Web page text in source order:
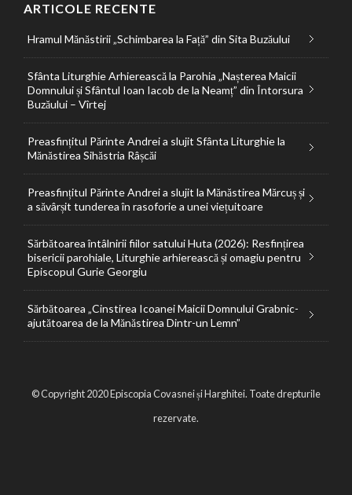
ARTICOLE RECENTE
Hramul Mănăstirii „Schimbarea la Față” din Sita Buzăului
Sfânta Liturghie Arhierească la Parohia „Nașterea Maicii
Domnului și Sfântul Ioan Iacob de la Neamț” din Întorsura
Buzăului – Vîrtej
Preasfințitul Părinte Andrei a slujit Sfânta Liturghie la
Mănăstirea Sihăstria Râșcăi
Preasfințitul Părinte Andrei a slujit la Mănăstirea Mărcuș și
a săvârșit tunderea în rasoforie a unei viețuitoare
Sărbătoarea întâlnirii fiilor satului Huta (2026): Resfințirea
bisericii parohiale, Liturghie arhierească și omagiu pentru
Episcopul Gurie Georgiu
Sărbătoarea „Cinstirea Icoanei Maicii Domnului Grabnic-
ajutătoarea de la Mănăstirea Dintr-un Lemn”
© Copyright 2020 Episcopia Covasnei și Harghitei. Toate drepturile
rezervate.